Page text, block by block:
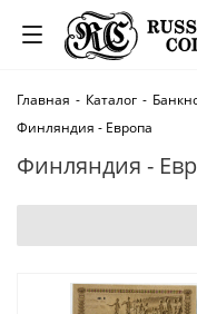
Главная - Каталог -
Финляндия - Европа
Финляндия -